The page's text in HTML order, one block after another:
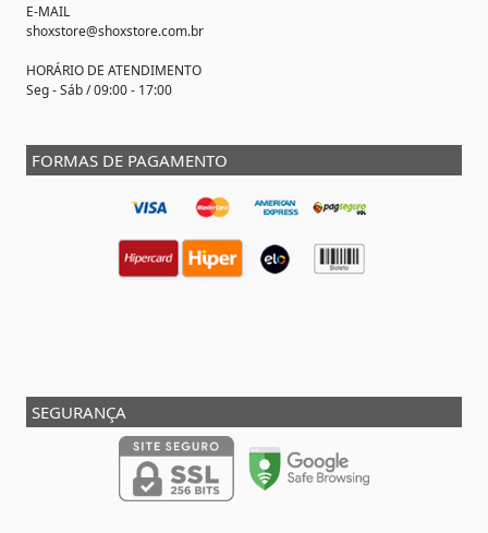
E-MAIL
shoxstore@shoxstore.com.br
HORÁRIO DE ATENDIMENTO
Seg - Sáb / 09:00 - 17:00
FORMAS DE PAGAMENTO
SEGURANÇA